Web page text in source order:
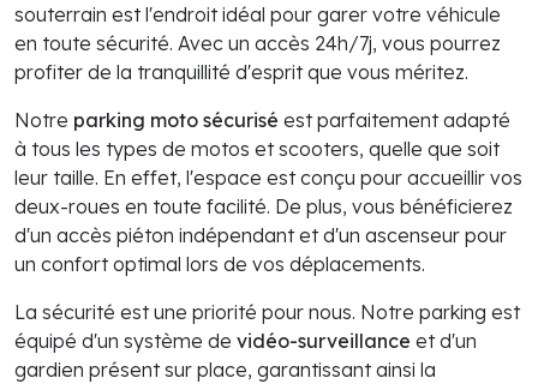
souterrain est l'endroit idéal pour garer votre véhicule
en toute sécurité. Avec un accès 24h/7j, vous pourrez
profiter de la tranquillité d'esprit que vous méritez.
Notre parking moto sécurisé est parfaitement adapté
à tous les types de motos et scooters, quelle que soit
leur taille. En effet, l'espace est conçu pour accueillir vos
deux-roues en toute facilité. De plus, vous bénéficierez
d'un accès piéton indépendant et d'un ascenseur pour
un confort optimal lors de vos déplacements.
La sécurité est une priorité pour nous. Notre parking est
équipé d'un système de vidéo-surveillance et d'un
gardien présent sur place, garantissant ainsi la